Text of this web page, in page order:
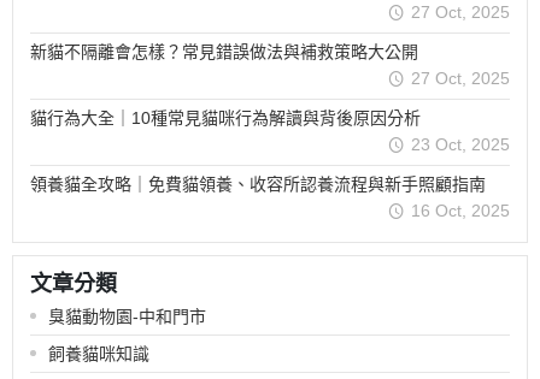
27 Oct, 2025
新貓不隔離會怎樣？常見錯誤做法與補救策略大公開
27 Oct, 2025
貓行為大全｜10種常見貓咪行為解讀與背後原因分析
23 Oct, 2025
領養貓全攻略｜免費貓領養、收容所認養流程與新手照顧指南
16 Oct, 2025
文章分類
臭貓動物園-中和門市
飼養貓咪知識